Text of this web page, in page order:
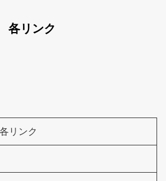
リンク
リンク